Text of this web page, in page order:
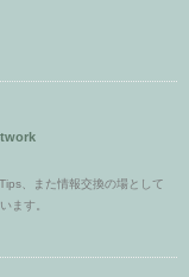
、また情報交換の場として
ます。